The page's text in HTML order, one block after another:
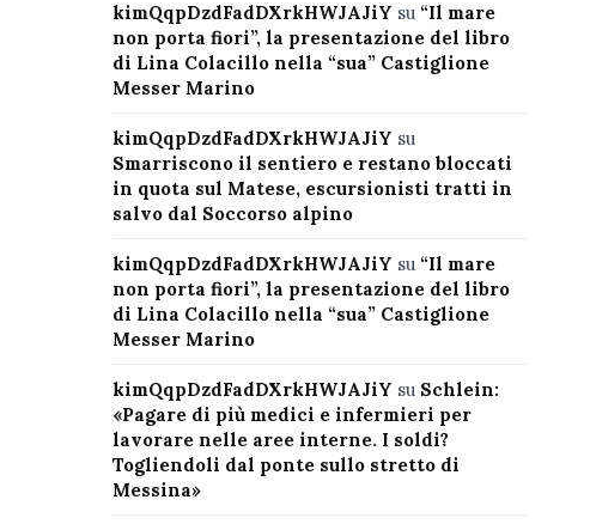
kimQqpDzdFadDXrkHWJAJiY su “Il mare
non porta fiori”, la presentazione del libro
di Lina Colacillo nella “sua” Castiglione
Messer Marino
kimQqpDzdFadDXrkHWJAJiY su
Smarriscono il sentiero e restano bloccati
in quota sul Matese, escursionisti tratti in
salvo dal Soccorso alpino
kimQqpDzdFadDXrkHWJAJiY su “Il mare
non porta fiori”, la presentazione del libro
di Lina Colacillo nella “sua” Castiglione
Messer Marino
kimQqpDzdFadDXrkHWJAJiY su Schlein:
«Pagare di più medici e infermieri per
lavorare nelle aree interne. I soldi?
Togliendoli dal ponte sullo stretto di
Messina»